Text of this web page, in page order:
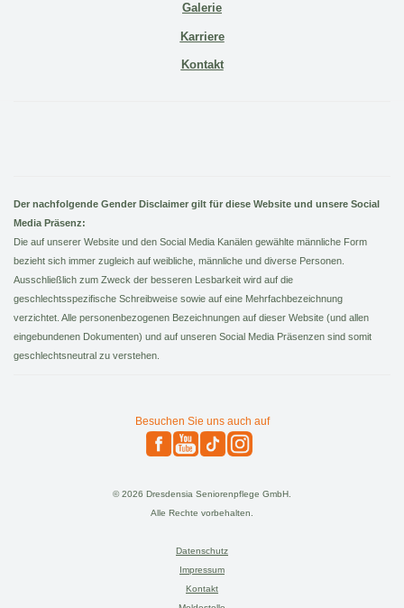
Galerie
Karriere
Kontakt
Der nachfolgende Gender Disclaimer gilt für diese Website und unsere Social
Media Präsenz:
Die auf unserer Website und den Social Media Kanälen gewählte männliche Form
bezieht sich immer zugleich auf weibliche, männliche und diverse Personen.
Ausschließlich zum Zweck der besseren Lesbarkeit wird auf die
geschlechtsspezifische Schreibweise sowie auf eine Mehrfachbezeichnung
verzichtet. Alle personenbezogenen Bezeichnungen auf dieser Website (und allen
eingebundenen Dokumenten) und auf unseren Social Media Präsenzen sind somit
geschlechtsneutral zu verstehen.
Besuchen Sie uns auch auf
© 2026 Dresdensia Seniorenpflege GmbH.
Alle Rechte vorbehalten.
Datenschutz
Impressum
Kontakt